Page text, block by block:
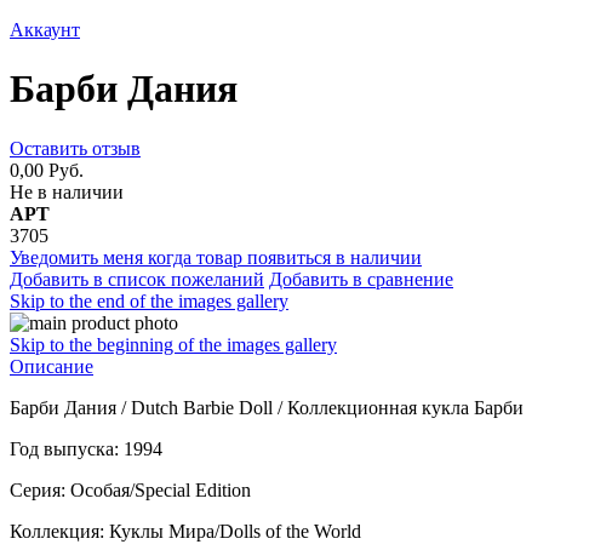
Аккаунт
Барби Дания
Оставить отзыв
0,00 Руб.
Не в наличии
АРТ
3705
Уведомить меня когда товар появиться в наличии
Добавить в список пожеланий Добавить в сравнение
Skip to the end of the images gallery
Skip to the beginning of the images gallery
Описание
Барби Дания / Dutch Barbie Doll / Коллекционная кукла Барби
Год выпуска: 1994
Серия: Особая/Special Edition
Коллекция: Куклы Мира/Dolls of the World